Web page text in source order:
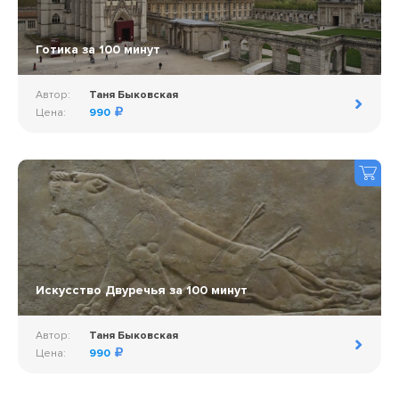
Готика за 100 минут
Автор:
Таня Быковская
Цена:
990
Искусство Двуречья за 100 минут
Автор:
Таня Быковская
Цена:
990